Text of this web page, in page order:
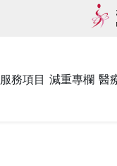
服務項目 減重專欄 醫